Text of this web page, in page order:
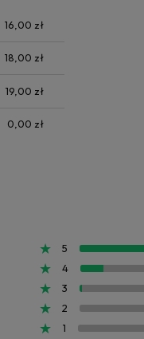
16,00 zł
18,00 zł
19,00 zł
0,00 zł
5
4
3
2
1